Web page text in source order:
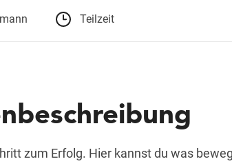
Teilzeit
zum Erfolg. Hier kannst du was